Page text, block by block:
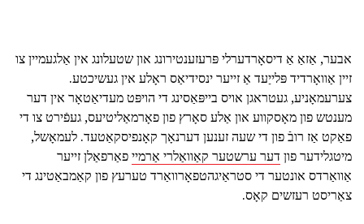
אבער, אַזאַ אַ דיסאָרדערלי פּרעזענטירונג און שטעלונג אין אַלגעמיין צו
זיין אַוואָרדיד פּלייַעד אַ זייער ינסידיאַס ראָלע אין געשיכטע.
צערעמאָניע, געטראגן אויס בייפּאַסינג די הויפּט מעדיאַטאָר אין דער
מענטש פון מאָסקווע און אַלע סאָרץ פון פאָרמאַליטיעס, געפֿירט צו די
פאַקט אַז רובֿ פון די שעה זענען דערנאָך קאָנפיסקאַטעד. לעמאָשל,
מיטגלידער פון דער ערשטער קאַוואַלרי אַרמייפאַרפאַלן זייער
אַוואַרדס אונטער די סטראַיגהטפאָרוואַרד טערעץ פון קאַמבאַטינג די
צאַריסט רעזשים קאָס.